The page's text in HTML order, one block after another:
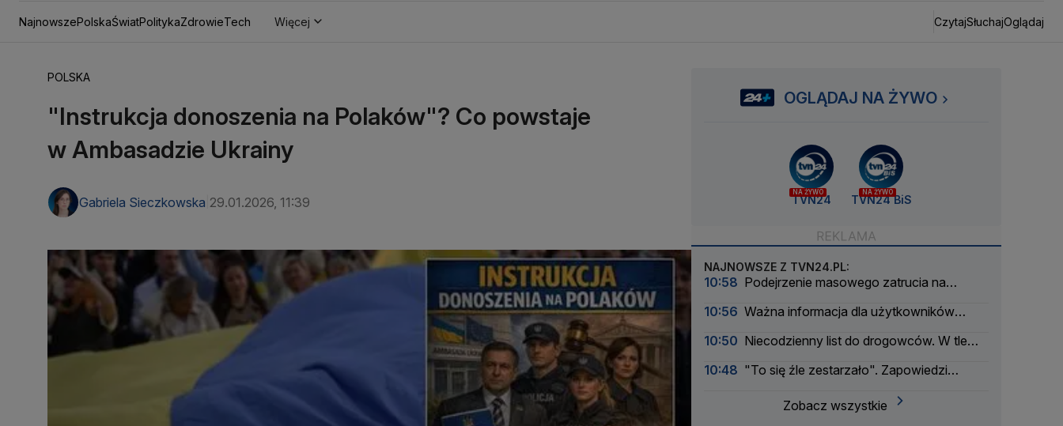
NajnowszePolskaŚwiatPolitykaZdrowieTech Więcej CzytajSłuchajOglądaj
POLSKA
"Instrukcja donoszenia na Polaków"? Co powstaje
w Ambasadzie Ukrainy
Gabriela Sieczkowska 29.01.2026, 11:39
OGLĄDAJ NA ŻYWO
NA ŻYWO
TVN24
NA ŻYWO
TVN24 BiS
NAJNOWSZE Z TVN24.PL:
10:58 Podejrzenie masowego zatrucia na
10:56 Ważna informacja dla użytkowników
10:50 Niecodzienny list do drogowców. W tle
samochody
10:48 "To się źle zestarzało". Zapowiedzi
Zobacz wszystkie